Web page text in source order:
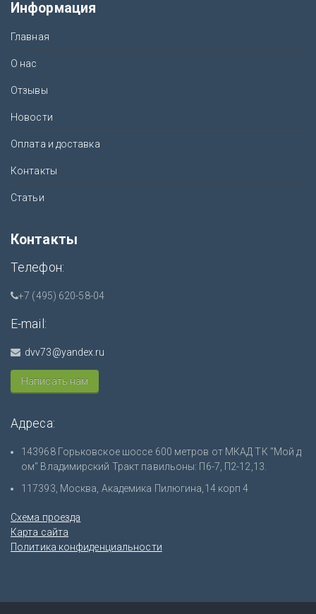
Информация
Главная
О нас
Отзывы
Новости
Оплата и доставка
Контакты
Статьи
Контакты
Телефон:
+7 (495) 620-58-04
E-mail:
dvv73@yandex.ru
Написать нам
Адреса:
143968 Горьковское шоссе 600 метров от МКАД ТК "Мой д
ом" Владимирский Тракт павильоны: П6-7, П2-12,13.
117393, Москва, Академика Пилюгина,14 корп 4
Схема проезда
Карта сайта
Политика конфиденциальности